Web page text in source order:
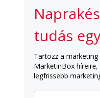
tudás
Tartozz a
MarketinBox
legfrissebb